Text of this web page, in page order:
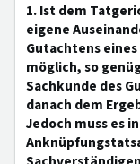
1. Ist dem
eigene
Gutachtens
möglich, so
Sachkunde des
danach dem
Jedoch muss es